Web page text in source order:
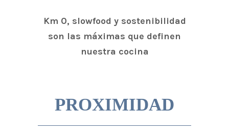
Km 0, slowfood y sostenibilidad
son las máximas que definen
nuestra cocina
PROXIMIDAD